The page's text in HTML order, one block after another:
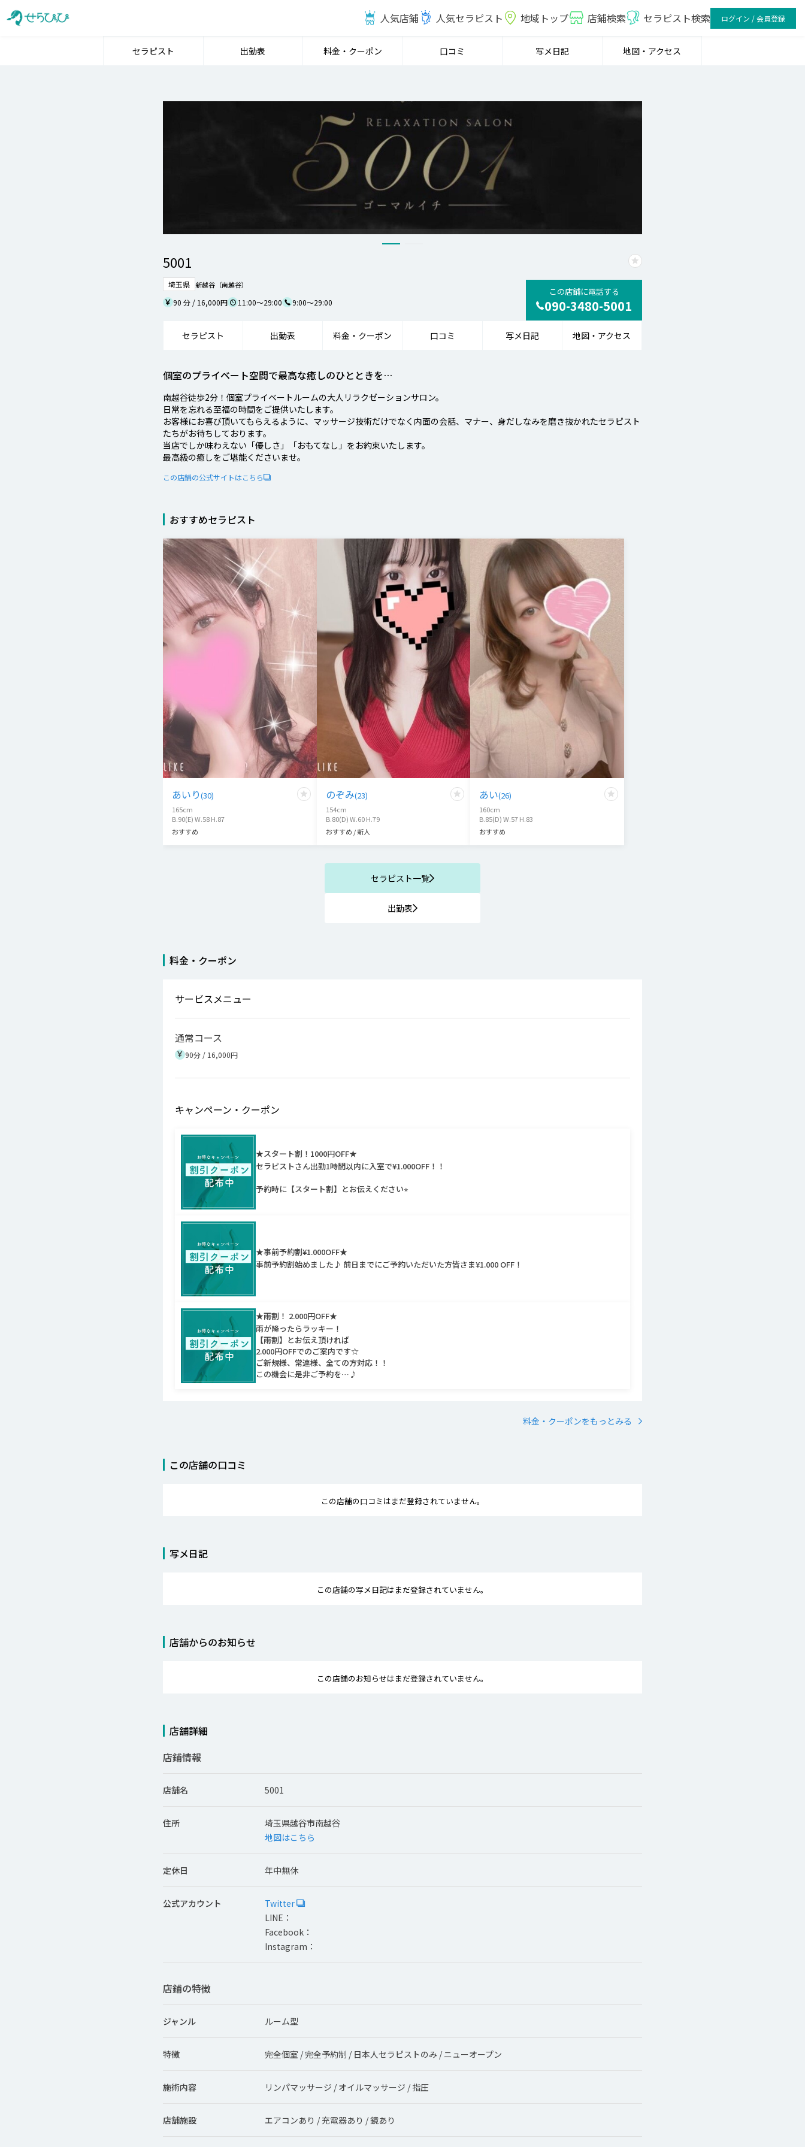
人気店鋪 人気セラピスト 地域トップ 店鋪検索 セラピスト検索 ログイン / 会員登録
セラピスト 出勤表 料金・クーポン 口コミ 写メ日記 地図・アクセス
5001
埼玉県 新越谷（南越谷）
90 分 / 16,000円 11:00～29:00 9:00～29:00
この店鋪に電話する
090-3480-5001
セラピスト 出勤表 料金・クーポン 口コミ 写メ日記 地図・アクセス
個室のプライベート空間で最高な癒しのひとときを…
南越谷徒歩2分！個室プライベートルームの大人リラクゼーションサロン。
日常を忘れる至福の時間をご提供いたします。
お客様にお喜び頂いてもらえるように、マッサージ技術だけでなく内面の会話、マナー、身だしなみを磨き抜かれたセラピスト
たちがお待ちしております。
当店でしか味わえない「優しさ」「おもてなし」をお約束いたします。
最高級の癒しをご堪能くださいませ。
この店鋪の公式サイトはこちら
おすすめセラピスト
あいり(30)
165cm
B.90(E) W.58 H.87
おすすめ
のぞみ(23)
154cm
B.80(D) W.60 H.79
おすすめ / 新人
あい(26)
160cm
B.85(D) W.57 H.83
おすすめ
セラピスト一覧
出勤表
料金・クーポン
サービスメニュー
通常コース
90分 / 16,000円
キャンペーン・クーポン
★スタート割！1000円OFF★
セラピストさん出勤1時間以内に入室で¥1.000OFF！！
予約時に【スタート割】とお伝えください⭐︎
★事前予約割¥1.000OFF★
事前予約割始めました♪ 前日までにご予約いただいた方皆さま¥1.000 OFF！
★雨割！ 2.000円OFF★
雨が降ったらラッキー！
【雨割】とお伝え頂ければ
2.000円OFFでのご案内です☆
ご新規様、常連様、全ての方対応！！
この機会に是非ご予約を…♪
料金・クーポンをもっとみる
この店舗の口コミ
この店舗の口コミはまだ登録されていません。
写メ日記
この店舗の写メ日記はまだ登録されていません。
店舗からのお知らせ
この店舗のお知らせはまだ登録されていません。
店舗詳細
店鋪情報
店舗名 5001
住所
埼玉県越谷市南越谷
地図はこちら
定休日 年中無休
公式アカウント
Twitter
LINE：
Facebook：
Instagram：
店鋪の特徴
ジャンル ルーム型
特徴 完全個室 / 完全予約制 / 日本人セラピストのみ / ニューオープン
施術内容 リンパマッサージ / オイルマッサージ / 指圧
店舗施設 エアコンあり / 充電器あり / 鏡あり